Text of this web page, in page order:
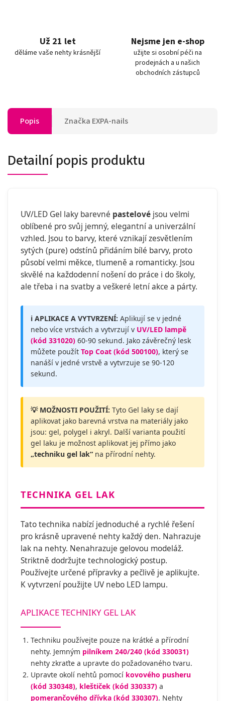
Už 21 let
děláme vaše nehty krásnější
Nejsme jen e-shop
užijte si osobní péči na
prodejnách a u našich
obchodních zástupců
Popis Značka EXPA-nails
Detailní popis produktu
UV/LED Gel laky barevné pastelové jsou velmi
oblíbené pro svůj jemný, elegantní a univerzální
vzhled. Jsou to barvy, které vznikají zesvětlením
sytých (pure) odstínů přidáním bílé barvy, proto
působí velmi měkce, tlumeně a romanticky. Jsou
skvělé na každodenní nošení do práce i do školy,
ale třeba i na svatby a veškeré letní akce a párty.
ℹ️ APLIKACE A VYTVRZENÍ: Aplikují se v jedné
nebo více vrstvách a vytvrzují v UV/LED lampě
(kód 331020) 60-90 sekund. Jako závěrečný lesk
můžete použít Top Coat (kód 500100), který se
nanáší v jedné vrstvě a vytvrzuje se 90-120
sekund.
💡 MOŽNOSTI POUŽITÍ: Tyto Gel laky se dají
aplikovat jako barevná vrstva na materiály jako
jsou: gel, polygel i akryl. Další varianta použití
gel laku je možnost aplikovat jej přímo jako
„techniku gel lak“ na přírodní nehty.
TECHNIKA GEL LAK
Tato technika nabízí jednoduché a rychlé řešení
pro krásně upravené nehty každý den. Nahrazuje
lak na nehty. Nenahrazuje gelovou modeláž.
Striktně dodržujte technologický postup.
Používejte určené přípravky a pečlivě je aplikujte.
K vytvrzení použijte UV nebo LED lampu.
APLIKACE TECHNIKY GEL LAK
Techniku používejte pouze na krátké a přírodní
nehty. Jemným pilníkem 240/240 (kód 330031)
nehty zkraťte a upravte do požadovaného tvaru.
Upravte okolí nehtů pomocí kovového pusheru
(kód 330348), kleštiček (kód 330337) a
pomerančového dřívka (kód 330307). Nehty